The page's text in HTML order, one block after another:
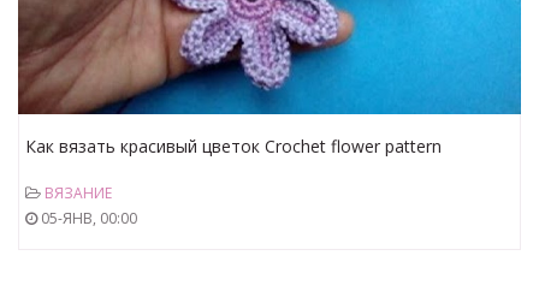
Как вязать красивый цветок Crochet flower pattern
ВЯЗАНИЕ
05-ЯНВ, 00:00